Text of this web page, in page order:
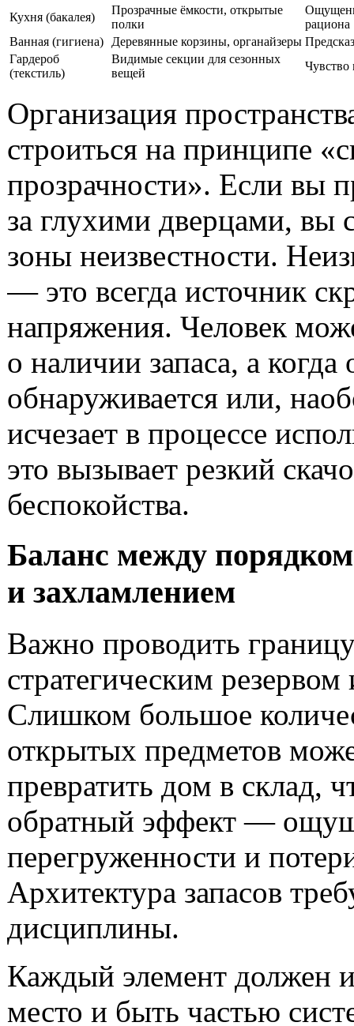
Кухня (бакалея)
Прозрачные ёмкости, открытые
полки
рациона
Ванная (гигиена)
Деревянные корзины, органайзеры
Гардероб
(текстиль)
Видимые секции для сезонных
вещей
Чувство
Организация
строиться на принципе
прозрачности». Если вы
за глухими дверцами, вы
зоны неизвестности.
— это всегда источник
напряжения. Человек
о наличии запаса, а когда
обнаруживается или,
исчезает в процессе
это вызывает резкий
беспокойства.
Баланс между порядком
и захламлением
Важно проводить
стратегическим
Слишком большое
открытых предметов
превратить дом в склад,
обратный эффект —
перегруженности и
Архитектура запасов
дисциплины.
Каждый элемент должен
место и быть частью